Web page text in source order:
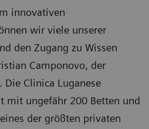
innovativen
wir viele unserer
den Zugang zu Wissen
Camponovo, der
Clinica Luganese
mit ungefähr 200 Betten und
der größten privaten